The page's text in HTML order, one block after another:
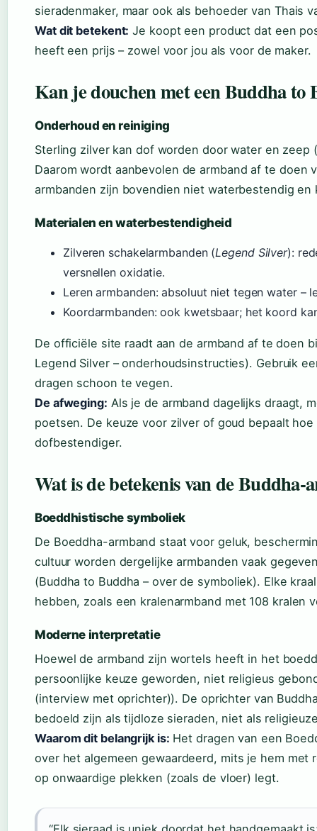
sieradenmaker, maar ook als behoeder van Thais
Wat dit betekent: Je koopt een product dat een
heeft een prijs – zowel voor jou als voor de maker.
Kan je douchen met een Buddha to
Onderhoud en reiniging
Sterling zilver kan dof worden door water en zeep
Daarom wordt aanbevolen de armband af te
armbanden zijn bovendien niet waterbestendig
Materialen en waterbestendigheid
Zilveren schakelarmbanden (Legend Silver):
versnellen oxidatie.
Leren armbanden: absoluut niet tegen water –
Koordarmbanden: ook kwetsbaar; het koord
De officiële site raadt aan de armband af te doen
Legend Silver – onderhoudsinstructies). Gebruik
dragen schoon te vegen.
De afweging: Als je de armband dagelijks draagt,
poetsen. De keuze voor zilver of goud bepaalt
dofbestendiger.
Wat is de betekenis van de Buddha-
Boeddhistische symboliek
De Boeddha-armband staat voor geluk,
cultuur worden dergelijke armbanden vaak
(Buddha to Buddha – over de symboliek). Elke
hebben, zoals een kralenarmband met 108 kralen
Moderne interpretatie
Hoewel de armband zijn wortels heeft in het
persoonlijke keuze geworden, niet religieus
(interview met oprichter)). De oprichter van
bedoeld zijn als tijdloze sieraden, niet als
Waarom dit belangrijk is: Het dragen van een
over het algemeen gewaardeerd, mits je hem met
op onwaardige plekken (zoals de vloer) legt.